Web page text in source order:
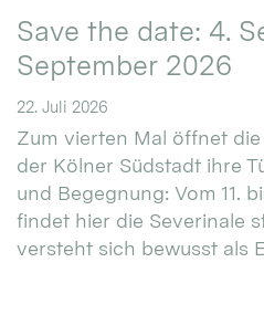
Save the date: 4.
September 2026
22. Juli 2026
Zum vierten Mal öffnet die
der Kölner Südstadt ihre
und Begegnung: Vom 11.
findet hier die Severinale
versteht sich bewusst als